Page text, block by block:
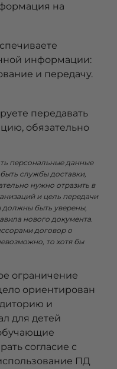
на
информации:
и передачу.
передавать
обязательно
персональные данные
службы доставки,
нужно отразить в
и цель передачи
должны быть уверены,
нового документа.
договор о
то хотя бы
ограничение
ориентирован
и
для детей
согласие с
ПД